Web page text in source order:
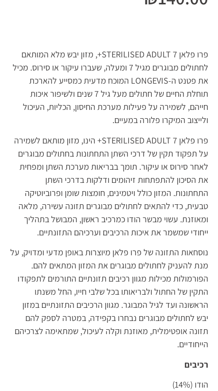
פרו פלאן STERILISED ADULT 7+, מזון יבש מלא המותאם
לחתולים מבוגרים מגיל 7 ומעלה, שעברו עיקור או סירוס. מכיל
את פטנט ה-LONGEVIS המוכח מדעית כמסייע להארכת
תוחלת החיים של חתולים מעל גיל 7 שנים ולשיפור איכות
חייהם, לשמירה על פעילות מערכת החיסון, הכליות, העיכול
ולייצוב המיקרו פלורה במעיים.
פרו פלאן STERILISED ADULT 7+ הינו, מזון מותאם לשמירה
על תפקוד תקין של דרכי השתן התחתונות בחתולים מבוגרים
לאחר סירוס או עיקור. תומך בבריאות מערכת השתן ומפחית
את הסיכון להתפתחות זיהומים ודלקות בדרכי השתן
התחתונות. המזון כולל ויטמינים, חומצות שומן ופרוביוטיקה
טבעית, כדי להתאים לחתולים מבוגרים תזונה עשירה, מלאה
ומאוזנת. עשוי מבשר הודו כמרכיב ראשון, המבושל בתהליך
ייחודי שמשמר את איכות הרכיבים וערכיהם התזונתיים.
נוסחאות התזונה של פרו פלאן מיוצרות באופן מדעי ומדויק, על
מנת להעניק לחתולים מבוגרים את המזון המתאים להם.
הפורמולות מכילות מגוון רכיבים תזונתיים התורמים לתפקודו
התקין של החתול ולבריאותו בכל שלבי חייו, החל משנתו
הראשונה ועד לגיל המבוגר. מגוון הרכיבים התזונתיים במזון
יבש לחתולים מבוגרים נבחרו בקפידה, במטרה לספק להם
תזונה אופטימלית, מאוזנת וקלה לעיכול, שמתאימה לצרכיהם
הייחודיים.
רכיבים
הודו (14%)